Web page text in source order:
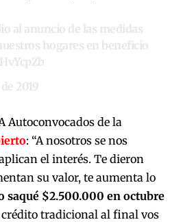
al anuncio de las medidas
hogares en beneficio
2019
Autoconvocados de la
: “A nosotros se nos
el interés. Te dieron
su valor, te aumenta lo
saqué $2.500.000 en octubre
tradicional al final vos